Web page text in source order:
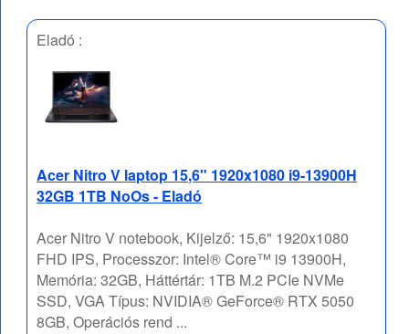
Eladó :
Acer Nitro V laptop 15,6" 1920x1080 i9-13900H
32GB 1TB NoOs - Eladó
Acer Nitro V notebook, Kijelző: 15,6" 1920x1080
FHD IPS, Processzor: Intel® Core™ i9 13900H,
Memória: 32GB, Háttértár: 1TB M.2 PCIe NVMe
SSD, VGA Típus: NVIDIA® GeForce® RTX 5050
8GB, Operációs rend ...